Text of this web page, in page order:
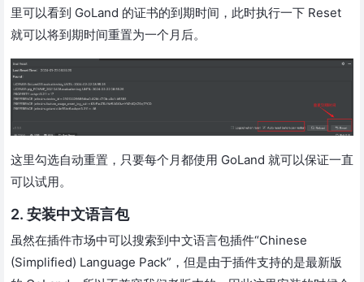
里可以看到 GoLand 的证书的到期时间，此时执行一下 Reset
就可以将到期时间重置为一个月后。
这里勾选自动重置，只要每个月都使用 GoLand 就可以保证一直
可以试用。
2. 安装中文语言包
虽然在插件市场中可以搜索到中文语言包插件“Chinese
(Simplified) Language Pack”，但是由于插件支持的是最新版